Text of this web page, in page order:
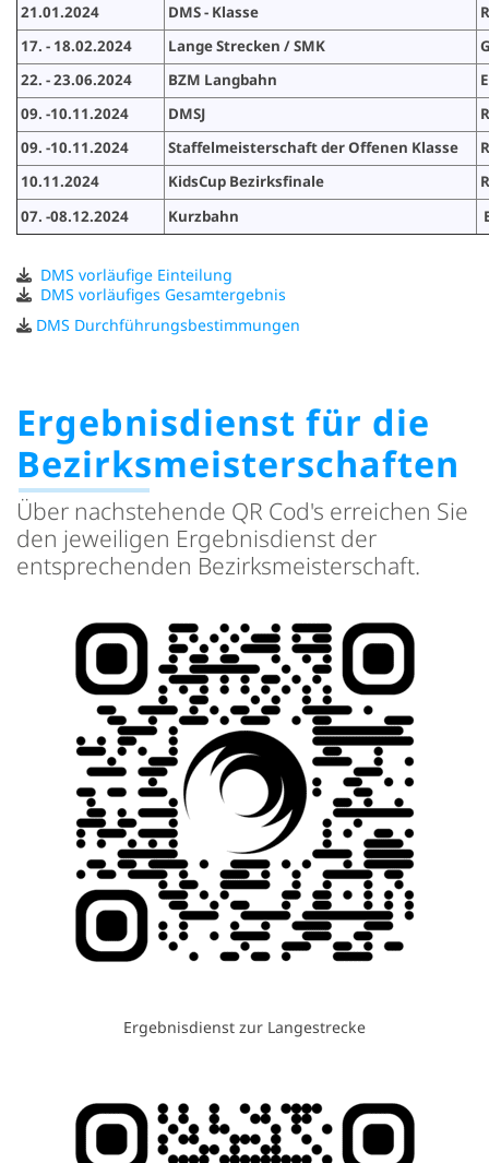
21.01.2024
DMS - Klasse
17. - 18.02.2024
Lange Strecken / SMK
22. - 23.06.2024
BZM Langbahn
09. -10.11.2024
DMSJ
09. -10.11.2024
Staffelmeisterschaft der Offenen Klasse
10.11.2024
KidsCup Bezirksfinale
07. -08.12.2024
Kurzbahn
DMS vorläufige Einteilung
DMS vorläufiges Gesamtergebnis
DMS Durchführungsbestimmungen
Ergebnisdienst für die
Bezirksmeisterschaften
Über nachstehende QR Cod's erreichen Sie
den jeweiligen Ergebnisdienst der
entsprechenden Bezirksmeisterschaft.
Ergebnisdienst zur Langestrecke